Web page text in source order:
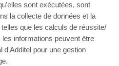
sont exécutées, sont
la collecte de données et la
que les calculs de réussite/
informations peuvent être
d'Additel pour une gestion